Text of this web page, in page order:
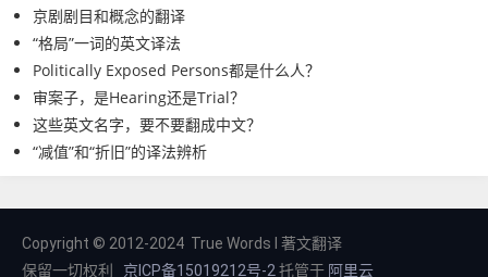
京剧剧目和概念的翻译
“格局”一词的英文译法
Politically Exposed Persons都是什么人？
审案子，是Hearing还是Trial？
这些英文名字，要不要翻成中文？
“减值”和“折旧”的译法辨析
Copyright © 2012-2024 True Words I 著文翻译
保留一切权利
京ICP备15019212号-2 托管于 阿里云